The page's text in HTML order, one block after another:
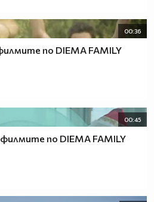
00:36
по DIEMA FAMILY
00:45
по DIEMA FAMILY